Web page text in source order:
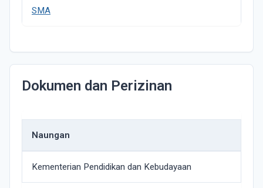
SMA
Dokumen dan Perizinan
Naungan
Kementerian Pendidikan dan Kebudayaan